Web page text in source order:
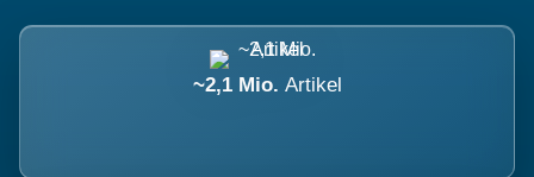
~2,1 Mio. Artikel